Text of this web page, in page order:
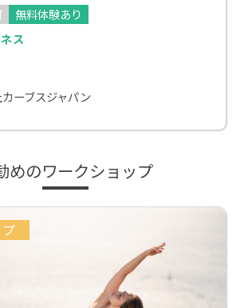
無料体験あり
ス
ーブスジャパン
めのワークショップ